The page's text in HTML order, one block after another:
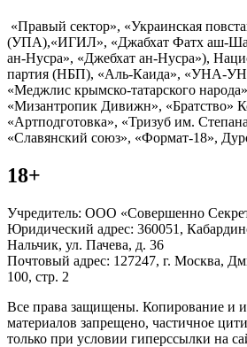
«Правый сектор», «Украинская
(УПА),«ИГИЛ», «Джабхат Фатх аш-
ан-Нусра», «Джебхат ан-Нусра»),
партия (НБП), «Аль-Каида», «УНА-
«Меджлис крымско-татарского
«Мизантропик Дивижн», «Братство»
«Артподготовка», «Тризуб им.
«Славянский союз», «Формат-18»,
18+
Учредитель: ООО «Совершенно
Юридический адрес: 360051,
Нальчик, ул. Пачева, д. 36
Почтовый адрес: 127247, г. Москва,
100, стр. 2
Все права защищены. Копирование и
материалов запрещено, частичное
только при условии гиперссылки на